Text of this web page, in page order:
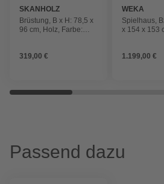
SKANHOLZ
Brüstung, B x H: 78,5 x
96 cm, Holz, Farbe:
319,00 €
WEKA
Spielhaus,
x 154 x 153
1.199,00 €
Passend dazu